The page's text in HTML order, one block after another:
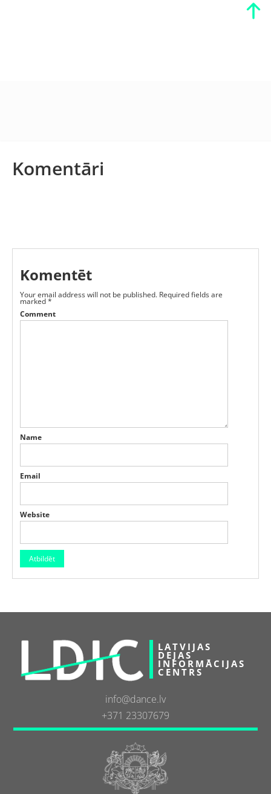
Komentāri
Komentēt
Your email address will not be published. Required fields are
marked*
Comment
Name
Email
Website
LATVIJAS
DEJAS
INFORMĀCIJAS
CENTRS
info@dance.lv
+371 23307679